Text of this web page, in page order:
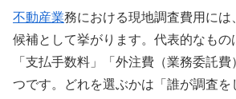
不動産業務における現地調査費用には
候補として挙がります。代表的なもの
「支払手数料」「外注費（業務委託
つです。どれを選ぶかは「誰が調査を